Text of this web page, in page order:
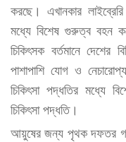
করছে। এখানকার
মধ্যে বিশেষ গুরুত্ব বহন
চিকিৎসক বর্তমানে দেশের
পাশাপাশি যোগ ও
চিকিৎসা পদ্ধতির মধ্যে
চিকিৎসা পদ্ধতি।
আয়ুষের জন্য পৃথক দফতর